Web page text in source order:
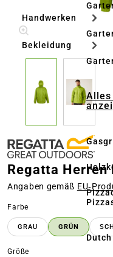
Handwerken
Bekleidung
Regatta
Angaben gemäß
Farbe
GRAU GRÜN
Größe